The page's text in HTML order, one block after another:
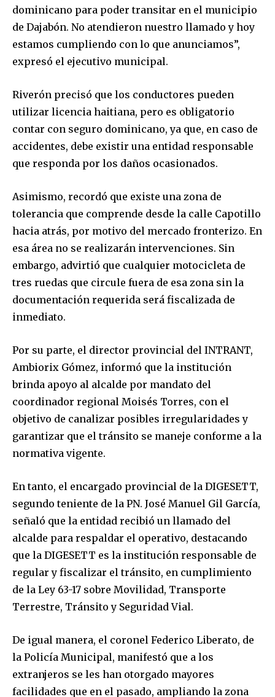
dominicano para poder transitar en el municipio
de Dajabón. No atendieron nuestro llamado y hoy
estamos cumpliendo con lo que anunciamos”,
expresó el ejecutivo municipal.
Riverón precisó que los conductores pueden
utilizar licencia haitiana, pero es obligatorio
contar con seguro dominicano, ya que, en caso de
accidentes, debe existir una entidad responsable
que responda por los daños ocasionados.
Asimismo, recordó que existe una zona de
tolerancia que comprende desde la calle Capotillo
hacia atrás, por motivo del mercado fronterizo. En
esa área no se realizarán intervenciones. Sin
embargo, advirtió que cualquier motocicleta de
tres ruedas que circule fuera de esa zona sin la
documentación requerida será fiscalizada de
inmediato.
Por su parte, el director provincial del INTRANT,
Ambiorix Gómez, informó que la institución
brinda apoyo al alcalde por mandato del
coordinador regional Moisés Torres, con el
objetivo de canalizar posibles irregularidades y
garantizar que el tránsito se maneje conforme a la
normativa vigente.
En tanto, el encargado provincial de la DIGESETT,
segundo teniente de la PN. José Manuel Gil García,
señaló que la entidad recibió un llamado del
alcalde para respaldar el operativo, destacando
que la DIGESETT es la institución responsable de
regular y fiscalizar el tránsito, en cumplimiento
de la Ley 63-17 sobre Movilidad, Transporte
Terrestre, Tránsito y Seguridad Vial.
De igual manera, el coronel Federico Liberato, de
la Policía Municipal, manifestó que a los
extranjeros se les han otorgado mayores
facilidades que en el pasado, ampliando la zona